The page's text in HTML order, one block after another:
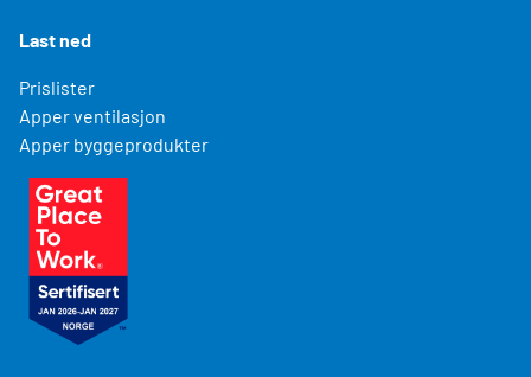
Last ned
Prislister
Apper ventilasjon
Apper byggeprodukter